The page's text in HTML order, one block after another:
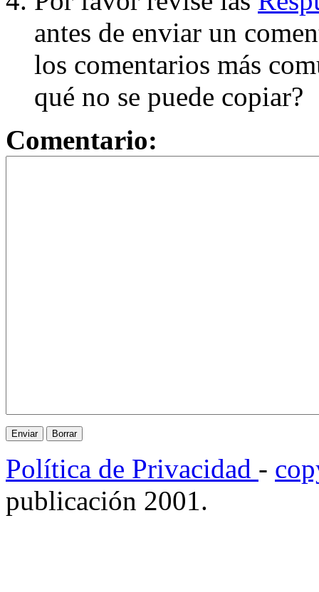
antes de enviar un
los comentarios más
qué no se puede copiar?
Comentario:
Política de Privacidad -
publicación 2001.